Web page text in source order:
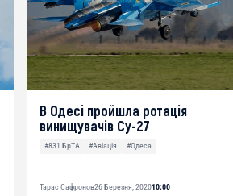
В Одесі пройшла ротація
винищувачів Су-27
#831 БрТА #Авіація #Одеса
Тарас Сафронов26 Березня, 202010:00